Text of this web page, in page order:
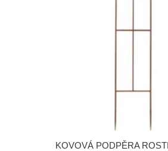
KOVOVÁ PODPĚRA